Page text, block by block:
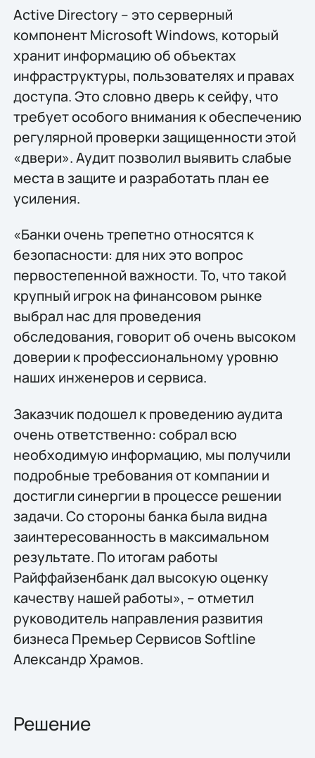
Active Directory – это серверный
компонент Microsoft Windows, который
хранит информацию об объектах
инфраструктуры, пользователях и правах
доступа. Это словно дверь к сейфу, что
требует особого внимания к обеспечению
регулярной проверки защищенности этой
«двери». Аудит позволил выявить слабые
места в защите и разработать план ее
усиления.
«Банки очень трепетно относятся к
безопасности: для них это вопрос
первостепенной важности. То, что такой
крупный игрок на финансовом рынке
выбрал нас для проведения
обследования, говорит об очень высоком
доверии к профессиональному уровню
наших инженеров и сервиса.
Заказчик подошел к проведению аудита
очень ответственно: собрал всю
необходимую информацию, мы получили
подробные требования от компании и
достигли синергии в процессе решении
задачи. Со стороны банка была видна
заинтересованность в максимальном
результате. По итогам работы
Райффайзенбанк дал высокую оценку
качеству нашей работы», – отметил
руководитель направления развития
бизнеса Премьер Сервисов Softline
Александр Храмов.
Решение